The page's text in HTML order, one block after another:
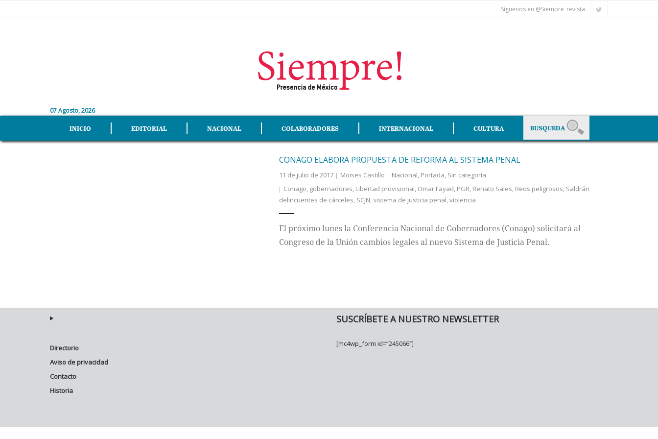
Síguenos en @Siempre_revista
07 Agosto, 2026
INICIO EDITORIAL NACIONAL COLABORADORES INTERNACIONAL CULTURA
CONAGO ELABORA PROPUESTA DE REFORMA AL SISTEMA PENAL
11 de julio de 2017 Moises Castillo Nacional, Portada, Sin categoría
Conago, gobernadores, Libertad provisional, Omar Fayad, PGR, Renato Sales, Reos peligrosos, Saldrán
delincuentes de cárceles, SCJN, sistema de justicia penal,violencia
El próximo lunes la Conferencia Nacional de Gobernadores (Conago) solicitará al
Congreso de la Unión cambios legales al nuevo Sistema de Justicia Penal.
Directorio
Aviso de privacidad
Contacto
Historia
SUSCRÍBETE A NUESTRO NEWSLETTER
[mc4wp_form id=”245066″]